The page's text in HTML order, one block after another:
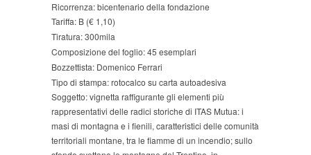
Ricorrenza: bicentenario della fondazione
Tariffa: B (€ 1,10)
Tiratura: 300mila
Composizione del foglio: 45 esemplari
Bozzettista: Domenico Ferrari
Tipo di stampa: rotocalco su carta autoadesiva
Soggetto: vignetta raffigurante gli elementi più
rappresentativi delle radici storiche di ITAS Mutua: i
masi di montagna e i fienili, caratteristici delle comunità
territoriali montane, tra le fiamme di un incendio; sullo